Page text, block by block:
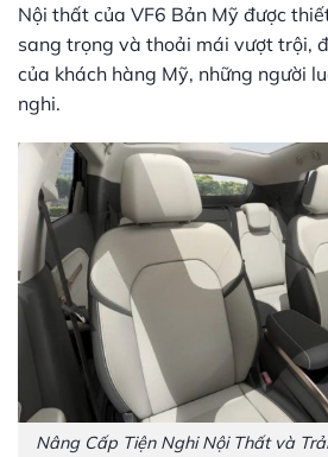
Nội thất của VF6 Bản Mỹ được
sang trọng và thoải mái vượt trội,
của khách hàng Mỹ, những người
nghi.
Nâng Cấp Tiện Nghi Nội Thất và